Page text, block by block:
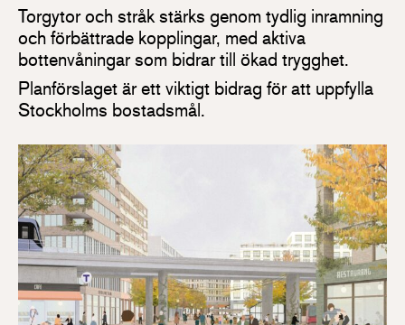
Torgytor och stråk stärks genom tydlig inramning
och förbättrade kopplingar, med aktiva
bottenvåningar som bidrar till ökad trygghet.
Planförslaget är ett viktigt bidrag för att uppfylla
Stockholms bostadsmål.